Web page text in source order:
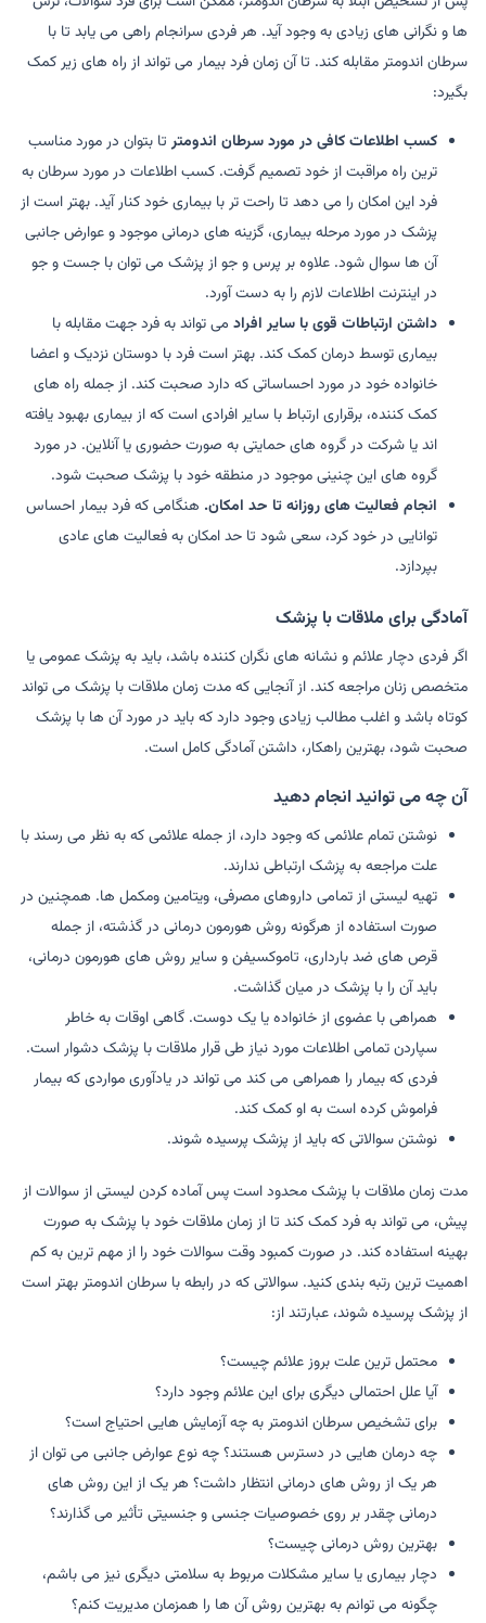
ها و نگرانی های زیادی به وجود آید. هر فردی سرانجام راهی می یابد تا با
سرطان اندومتر مقابله کند. تا آن زمان فرد بیمار می تواند از راه های زیر کمک
بگیرد:
کسب اطلاعات کافی در مورد سرطان اندومترتا بتوان در مورد مناسب
ترین راه مراقبت از خود تصمیم گرفت. کسب اطلاعات در مورد سرطان به
فرد این امکان را می دهد تا راحت تر با بیماری خود کنار آید. بهتر است از
پزشک در مورد مرحله بیماری، گزینه های درمانی موجود و عوارض جانبی
آن ها سوال شود. علاوه بر پرس و جو از پزشک می توان با جست و جو
در اینترنت اطلاعات لازم را به دست آورد.
داشتن ارتباطات قوی با سایر افراد می تواند به فرد جهت مقابله با
بیماری توسط درمان کمک کند. بهتر است فرد با دوستان نزدیک و اعضا
خانواده خود در مورد احساساتی که دارد صحبت کند. از جمله راه های
کمک کننده، برقراری ارتباط با سایر افرادی است که از بیماری بهبود یافته
اند یا شرکت در گروه های حمایتی به صورت حضوری یا آنلاین. در مورد
گروه های این چنینی موجود در منطقه خود با پزشک صحبت شود.
انجام فعالیت های روزانه تا حد امکان. هنگامی که فرد بیمار احساس
توانایی در خود کرد، سعی شود تا حد امکان به فعالیت های عادی
بپردازد.
آمادگی برای ملاقات با پزشک
اگر فردی دچار علائم و نشانه های نگران کننده باشد، باید به پزشک عمومی یا
متخصص زنان مراجعه کند. از آنجایی که مدت زمان ملاقات با پزشک می تواند
کوتاه باشد و اغلب مطالب زیادی وجود دارد که باید در مورد آن ها با پزشک
صحبت شود، بهترین راهکار، داشتن آمادگی کامل است.
آن چه می توانید انجام دهید
نوشتن تمام علائمی که وجود دارد، از جمله علائمی که به نظر می رسند با
علت مراجعه به پزشک ارتباطی ندارند.
تهیه لیستی از تمامی داروهای مصرفی، ویتامین ومکمل ها. همچنین در
صورت استفاده از هرگونه روش هورمون درمانی در گذشته، از جمله
قرص های ضد بارداری، تاموکسیفن و سایر روش های هورمون درمانی،
باید آن را با پزشک در میان گذاشت.
همراهی با عضوی از خانواده یا یک دوست. گاهی اوقات به خاطر
سپاردن تمامی اطلاعات مورد نیاز طی قرار ملاقات با پزشک دشوار است.
فردی که بیمار را همراهی می کند می تواند در یادآوری مواردی که بیمار
فراموش کرده است به او کمک کند.
نوشتن سوالاتی که باید از پزشک پرسیده شوند.
مدت زمان ملاقات با پزشک محدود است پس آماده کردن لیستی از سوالات از
پیش، می تواند به فرد کمک کند تا از زمان ملاقات خود با پزشک به صورت
بهینه استفاده کند. در صورت کمبود وقت سوالات خود را از مهم ترین به کم
اهمیت ترین رتبه بندی کنید. سوالاتی که در رابطه با سرطان اندومتر بهتر است
از پزشک پرسیده شوند، عبارتند از:
محتمل ترین علت بروز علائم چیست؟
آیا علل احتمالی دیگری برای این علائم وجود دارد؟
برای تشخیص سرطان اندومتر به چه آزمایش هایی احتیاج است؟
چه درمان هایی در دسترس هستند؟ چه نوع عوارض جانبی می توان از
هر یک از روش های درمانی انتظار داشت؟ هر یک از این روش های
درمانی چقدر بر روی خصوصیات جنسی و جنسیتی تأثیر می گذارند؟
بهترین روش درمانی چیست؟
دچار بیماری یا سایر مشکلات مربوط به سلامتی دیگری نیز می باشم،
چگونه می توانم به بهترین روش آن ها را همزمان مدیریت کنم؟